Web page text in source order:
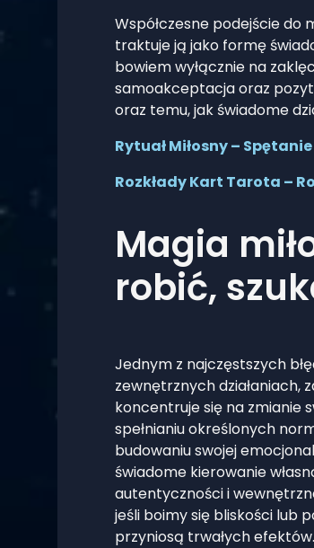
Współczesne podejście do
traktuje ją jako formę
bowiem wyłącznie na
samoakceptacja oraz
oraz temu, jak świadome
Rytuał Miłosny –
Rozkłady Kart Tarota –
Magia
robić,
Jednym z najczęstszych
zewnętrznych działaniach,
koncentruje się na zmianie
spełnianiu określonych
budowaniu swojej
świadome kierowanie
autentyczności i
jeśli boimy się bliskości lub
przyniosą trwałych efektów.